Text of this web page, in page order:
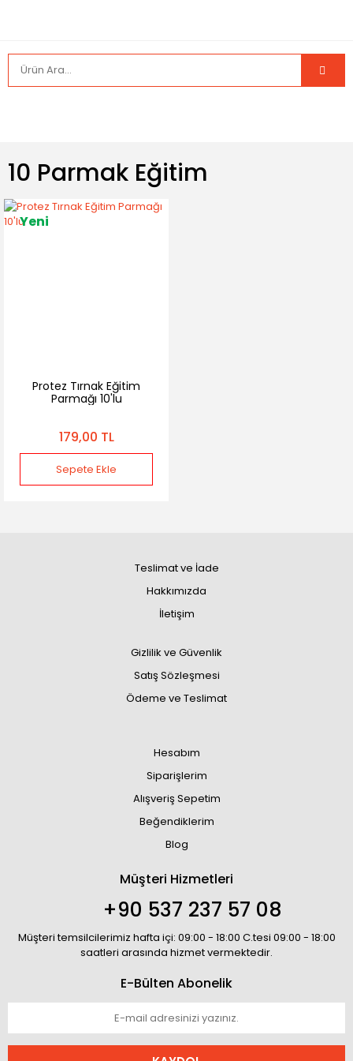
10 Parmak Eğitim
Yeni
Protez Tırnak Eğitim
Parmağı 10'lu
179,00 TL
Sepete Ekle
Teslimat ve İade
Hakkımızda
İletişim
Gizlilik ve Güvenlik
Satış Sözleşmesi
Ödeme ve Teslimat
Hesabım
Siparişlerim
Alışveriş Sepetim
Beğendiklerim
Blog
Müşteri Hizmetleri
+90 537 237 57 08
Müşteri temsilcilerimiz hafta içi: 09:00 - 18:00 C.tesi 09:00 - 18:00
saatleri arasında hizmet vermektedir.
E-Bülten Abonelik